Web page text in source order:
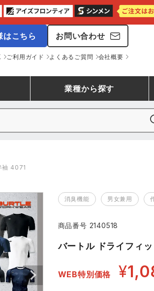
はこちら お問い合わせ
ご利用ガイド よくあるご質問 会社概要
レインウ
類
ント加工対象商品
ランキング 作業用手袋ラン
ング
ント加工対象商品
GDジャパン
ムービンカット
業種から探す
清掃・ビルメン
袖 4071
消臭機能 男女兼用
商品番号 2140518
バートル ドライフィ
WEB特別価格 ¥